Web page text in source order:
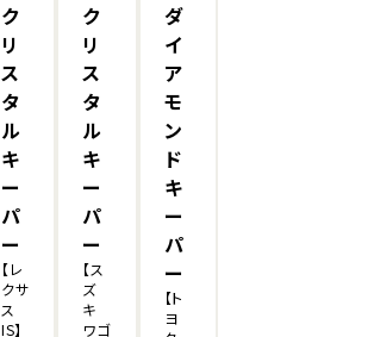
ク
リ
ス
タ
ル
キ
ー
パ
ー
【レ
クサ
ス
IS】
ク
リ
ス
タ
ル
キ
ー
パ
ー
【ス
ズ
キ
ワゴ
ダ
イ
ア
モ
ン
ド
キ
ー
パ
ー
【ト
ヨ